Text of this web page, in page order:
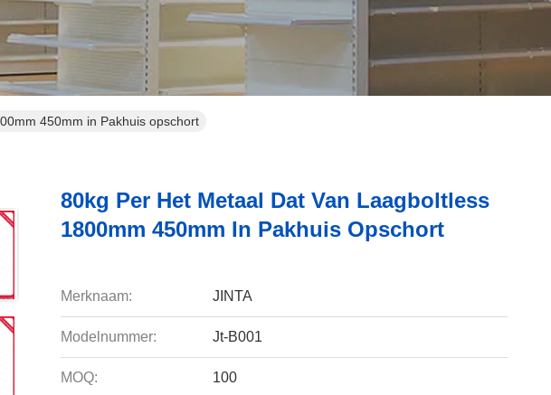
450mm in Pakhuis opschort
80kg Per Het Metaal Dat Van Laagboltless
1800mm 450mm In Pakhuis Opschort
Merknaam: JINTA
Modelnummer: Jt-B001
MOQ: 100